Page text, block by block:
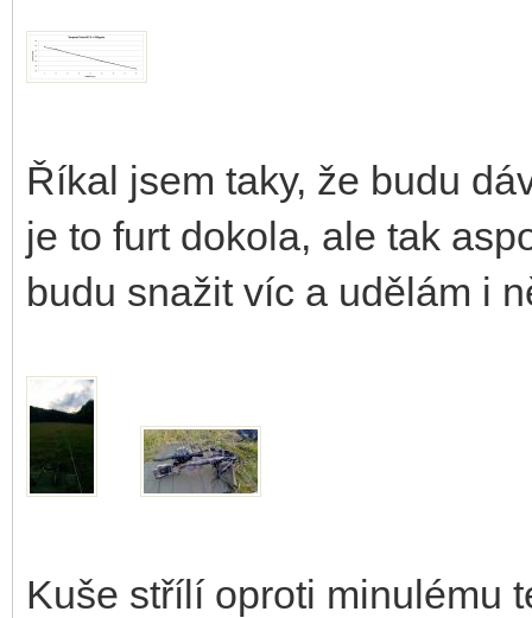
Říkal jsem taky, že budu
je to furt dokola, ale tak
budu snažit víc a udělám i
Kuše střílí oproti minulému